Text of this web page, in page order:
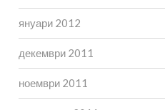
януари 2012
декември 2011
ноември 2011